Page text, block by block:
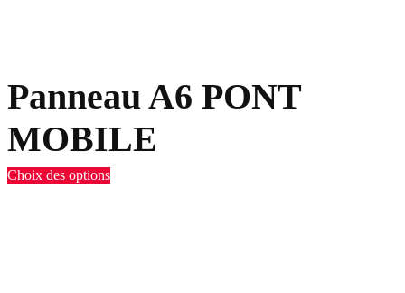
Panneau A6 PONT
MOBILE
Choix des options